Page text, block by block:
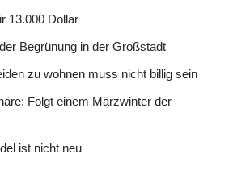
13.000 Dollar
Begrünung in der Großstadt
zu wohnen muss nicht billig sein
Folgt einem Märzwinter der
ist nicht neu